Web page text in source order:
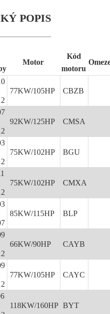
POPIS
Motor
Kód
motoru
77KW/105HP CBZB
92KW/125HP CMSA
75KW/102HP BGU
75KW/102HP CMXA
85KW/115HP BLP
66KW/90HP CAYB
77KW/105HP CAYC
118KW/160HP BYT